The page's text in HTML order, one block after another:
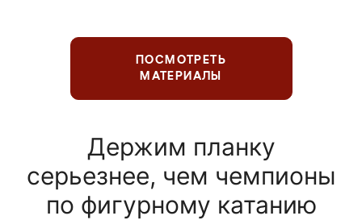
ПОСМОТРЕТЬ
МАТЕРИАЛЫ
Держим планку
серьезнее, чем чемпионы
по фигурному катанию